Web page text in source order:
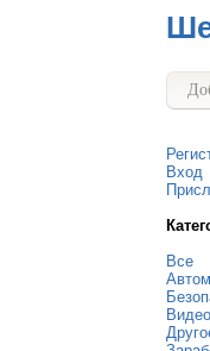
Вход
Все
Видео